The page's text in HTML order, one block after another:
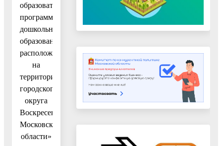
образовательную
программу
дошкольного
образования,
расположенные
на
территории
городского
округа
Воскресенск
Московской
области»